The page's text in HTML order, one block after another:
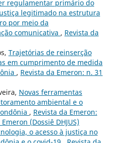
regulamentar primário do
legitimado na estrutura
por meio da
comunicativa , Revista da
Trajetórias de reinserção
em cumprimento de medida
, Revista da Emeron: n. 31
Novas ferramentas
ambiental e o
, Revista da Emeron:
(Dossiê DHJUS)
o acesso à justiça no